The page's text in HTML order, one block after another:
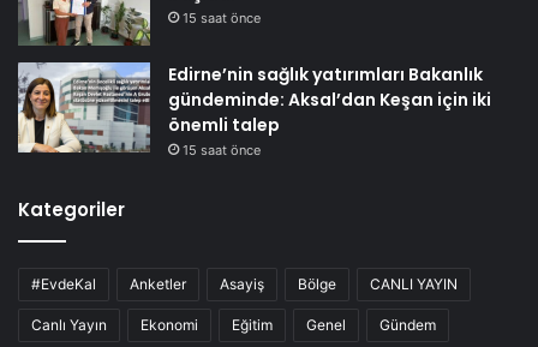
15 saat önce
Edirne’nin sağlık yatırımları Bakanlık
gündeminde: Aksal’dan Keşan için iki
önemli talep
15 saat önce
Kategoriler
#EvdeKal Anketler Asayiş Bölge CANLI YAYIN
Canlı Yayın Ekonomi Eğitim Genel Gündem